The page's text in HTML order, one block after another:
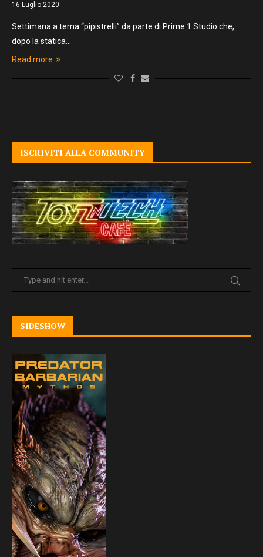
16 Luglio 2020
Settimana a tema “pipistrelli” da parte di Prime 1 Studio che,
dopo la statica…
Read more
ISCRIVITI ALLA COMMUNITY
SIDESHOW